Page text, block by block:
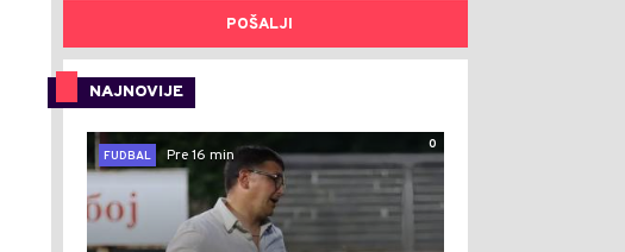
POŠALJI
NAJNOVIJE
0
FUDBAL
Pre 16 min